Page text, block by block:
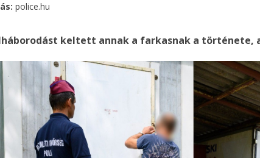
police.hu
keltett annak a farkasnak a története,